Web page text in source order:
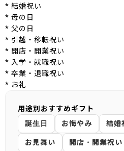
* 結婚祝い
* 母の日
* 父の日
* 引越・移転祝い
* 開店・開業祝い
* 入学・就職祝い
* 卒業・退職祝い
* お礼
用途別おすすめギフト
誕生日
お悔やみ 結婚
お見舞い
開店・開業祝い